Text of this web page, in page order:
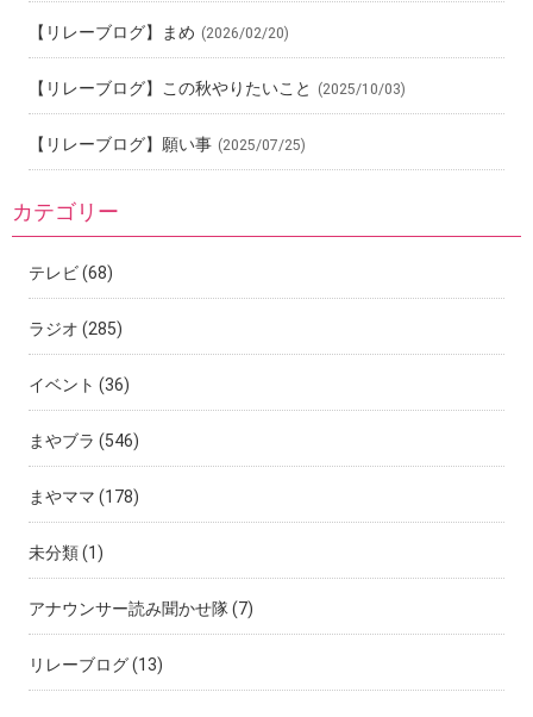
【リレーブログ】まめ (2026/02/20)
【リレーブログ】この秋やりたいこと (2025/10/03)
【リレーブログ】願い事 (2025/07/25)
カテゴリー
テレビ(68)
ラジオ (285)
イベント (36)
まやブラ (546)
まやママ (178)
未分類(1)
アナウンサー読み聞かせ隊(7)
リレーブログ(13)